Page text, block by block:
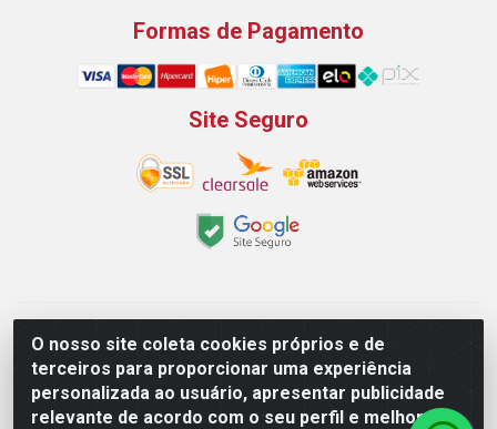
O nosso site coleta cookies próprios e de
terceiros para proporcionar uma experiência
personalizada ao usuário, apresentar publicidade
relevante de acordo com o seu perfil e melhorar a
Formas de Pagamento
Site Seguro
Padeirão Comércio de Produtos Para Panificação LTDA -
Rodovia Empresario João Santos Filho, 2425, Gp B1 Bl. 02 -
Muribeca, Jaboatão dos Guararapes/PE - CEP 54.350-100 -
CNPJ 03.042.263/0001-51